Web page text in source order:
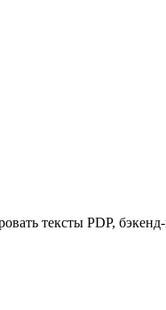
тексты PDP,